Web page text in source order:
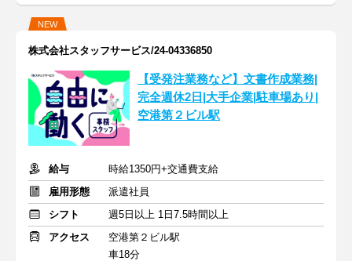
NEW
株式会社スタッフサービス/24-04336850
【受発注業務など】文書作成業務|
完全週休2日|大手企業|駐車場あり|
空港第２ビル駅
給与
時給1350円+交通費支給
雇用形態
派遣社員
シフト
週5日以上 1日7.5時間以上
アクセス
空港第２ビル駅
車18分